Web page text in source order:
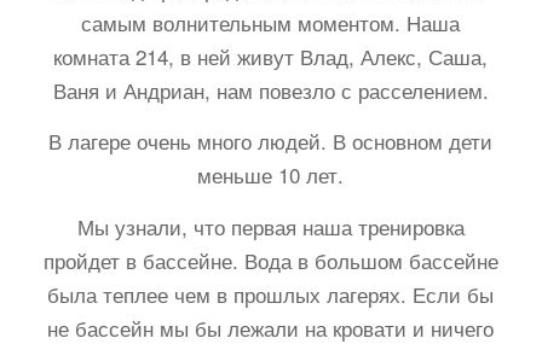
самым волнительным моментом. Наша
комната 214, в ней живут Влад, Алекс, Саша,
Ваня и Андриан, нам повезло с расселением.
В лагере очень много людей. В основном дети
меньше 10 лет.
Мы узнали, что первая наша тренировка
пройдет в бассейне. Вода в большом бассейне
была теплее чем в прошлых лагерях. Если бы
не бассейн мы бы лежали на кровати и ничего